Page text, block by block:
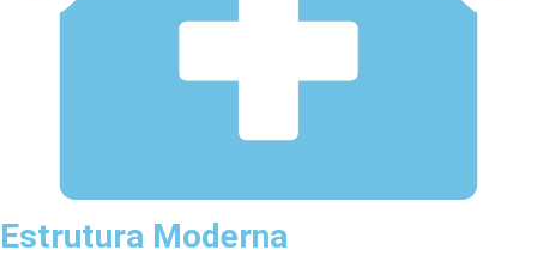
Estrutura Moderna